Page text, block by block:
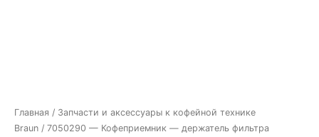
Главная / Запчасти и аксессуары к кофейной технике
Braun / 7050290 — Кофеприемник — держатель фильтра